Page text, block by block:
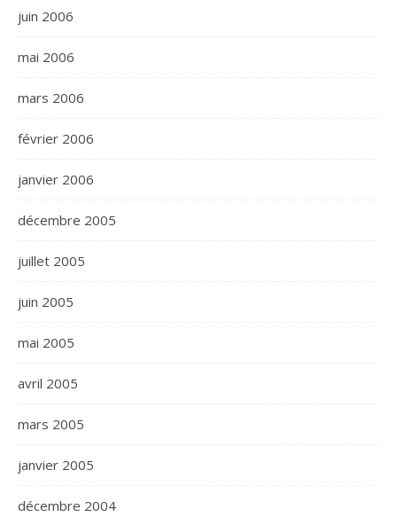
juin 2006
mai 2006
mars 2006
février 2006
janvier 2006
décembre 2005
juillet 2005
juin 2005
mai 2005
avril 2005
mars 2005
janvier 2005
décembre 2004